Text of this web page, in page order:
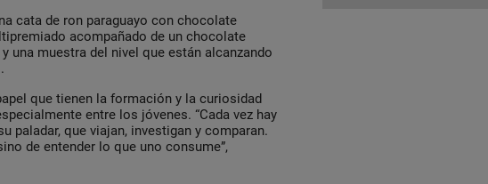
cata de ron paraguayo con chocolate
acompañado de un chocolate
una muestra del nivel que están alcanzando
que tienen la formación y la curiosidad
entre los jóvenes. “Cada vez hay
paladar, que viajan, investigan y comparan.
de entender lo que uno consume”,